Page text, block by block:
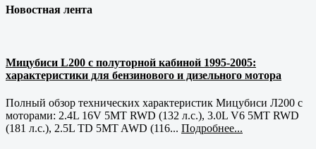
Новостная лента
Мицубиси L200 с полуторной кабиной 1995-2005:
характеристики для бензинового и дизельного мотора
Полный обзор технических характеристик Мицубиси Л200 с
моторами: 2.4L 16V 5MT RWD (132 л.с.), 3.0L V6 5MT RWD
(181 л.с.), 2.5L TD 5MT AWD (116... Подробнее...